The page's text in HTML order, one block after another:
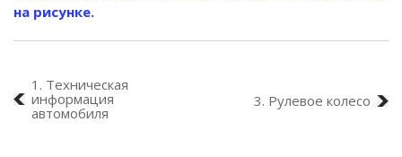
на рисунке.
1. Техническая
информация
автомобиля
3. Рулевое колесо